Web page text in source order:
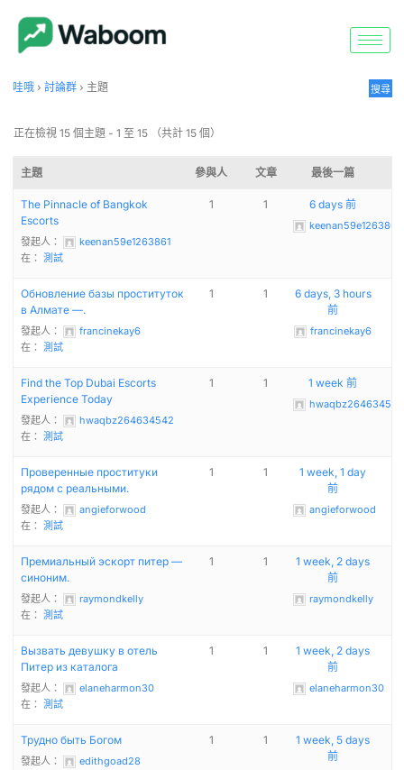
哇哦 › 討論群 › 主題
正在檢視 15 個主題 - 1 至 15 （共計 15 個）
主題 參與人 文章 最後一篇
The Pinnacle of Bangkok
Escorts
發起人：
keenan59e1263861
在： 測試
1 1 6 days 前
keenan59e1263861
Обновление базы проституток
в Алмате —.
發起人：
francinekay6
在： 測試
1 1
6 days, 3 hours
前
francinekay6
Find the Top Dubai Escorts
Experience Today
發起人：
hwaqbz264634542
在： 測試
1 1 1 week 前
hwaqbz264634542
Проверенные проституки
рядом с реальными.
發起人：
angieforwood
在： 測試
1 1
1 week, 1 day
前
angieforwood
Премиальный эскорт питер —
синоним.
發起人：
raymondkelly
在： 測試
1 1
1 week, 2 days
前
raymondkelly
Вызвать девушку в отель
Питер из каталога
發起人：
elaneharmon30
在： 測試
1 1
1 week, 2 days
前
elaneharmon30
Трудно быть Богом
發起人：
edithgoad28
1 1
1 week, 5 days
前